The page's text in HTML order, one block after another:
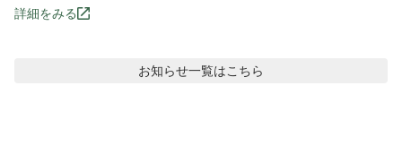
詳細をみる
お知らせ一覧はこちら